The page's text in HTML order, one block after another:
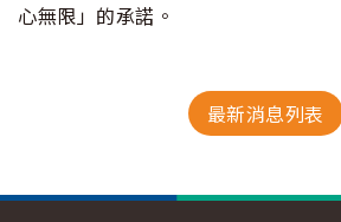
心無限」的承諾。
最新消息列表